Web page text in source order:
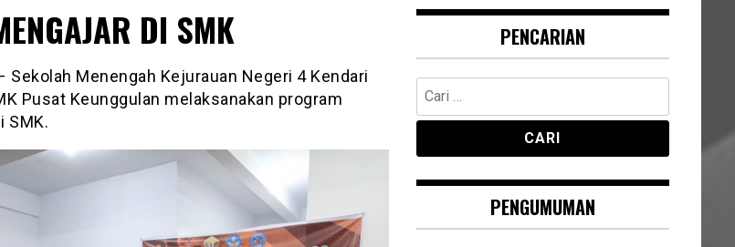
DI SMK
Sekolah Menengah Kejurauan Negeri 4 Kendari
Pusat Keunggulan melaksanakan program
SMK.
PENCARIAN
Cari
untuk:
PENGUMUMAN